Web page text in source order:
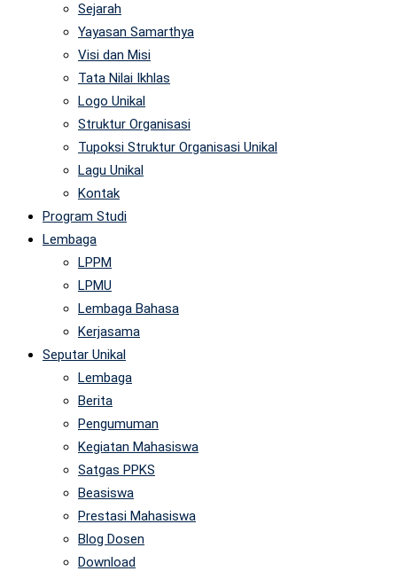
Sejarah
Yayasan Samarthya
Visi dan Misi
Tata Nilai Ikhlas
Logo Unikal
Struktur Organisasi
Tupoksi Struktur Organisasi Unikal
Lagu Unikal
Kontak
Program Studi
Lembaga
LPPM
LPMU
Lembaga Bahasa
Kerjasama
Seputar Unikal
Lembaga
Berita
Pengumuman
Kegiatan Mahasiswa
Satgas PPKS
Beasiswa
Prestasi Mahasiswa
Blog Dosen
Download